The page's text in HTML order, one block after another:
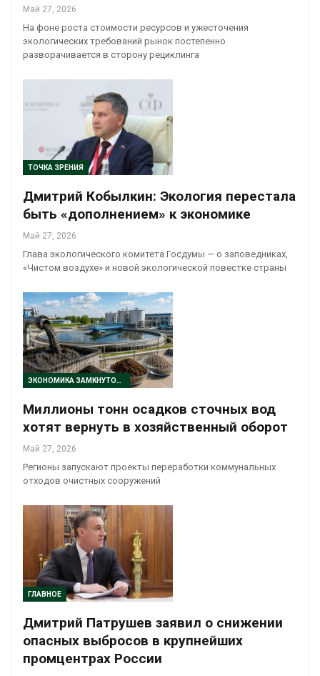
Май 27, 2026
На фоне роста стоимости ресурсов и ужесточения
экологических требований рынок постепенно
разворачивается в сторону рециклинга
ТОЧКА ЗРЕНИЯ
Дмитрий Кобылкин: Экология перестала
быть «дополнением» к экономике
Май 27, 2026
Глава экологического комитета Госдумы — о заповедниках,
«Чистом воздухе» и новой экологической повестке страны
ЭКОНОМИКА ЗАМКНУТОГО ЦИКЛА
Миллионы тонн осадков сточных вод
хотят вернуть в хозяйственный оборот
Май 27, 2026
Регионы запускают проекты переработки коммунальных
отходов очистных сооружений
ГЛАВНОЕ
Дмитрий Патрушев заявил о снижении
опасных выбросов в крупнейших
промцентрах России